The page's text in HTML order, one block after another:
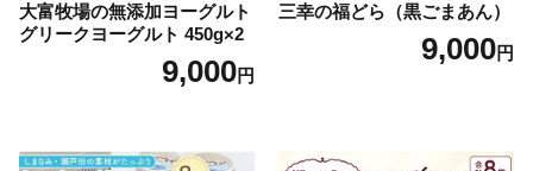
大富牧場の無添加ヨーグルト
グリークヨーグルト 450g×2
9,000円
三幸の福どら（黒ごまあん）
9,000円